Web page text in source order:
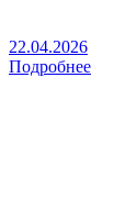
22.04.2026
Подробнее